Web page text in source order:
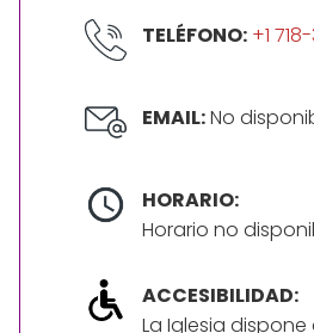
TELÉFONO: +1
EMAIL:No
HORARIO:
Horario no
ACCESIBILIDAD:
La Iglesia